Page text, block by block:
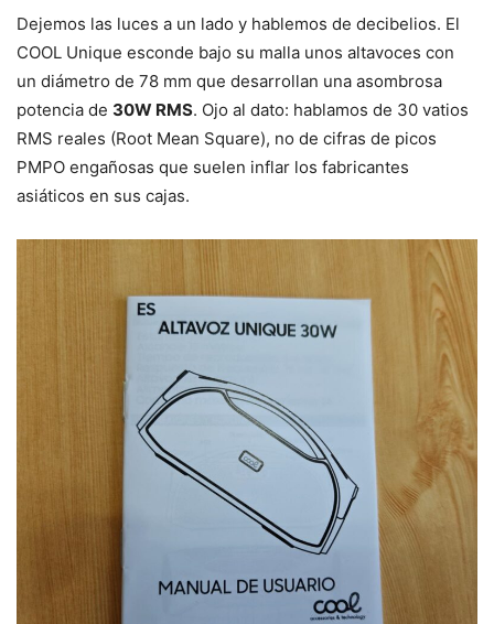
Dejemos las luces a un lado y hablemos de decibelios. El
COOL Unique esconde bajo su malla unos altavoces con
un diámetro de 78 mm que desarrollan una asombrosa
potencia de 30W RMS. Ojo al dato: hablamos de 30 vatios
RMS reales (Root Mean Square), no de cifras de picos
PMPO engañosas que suelen inflar los fabricantes
asiáticos en sus cajas.